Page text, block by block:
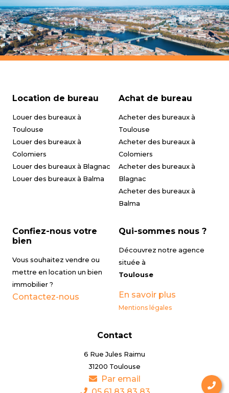
Location de bureau
Louer des bureaux à
Toulouse
Louer des bureaux à
Colomiers
Louer des bureaux à Blagnac
Louer des bureaux à Balma
Achat de bureau
Acheter des bureaux à
Toulouse
Acheter des bureaux à
Colomiers
Acheter des bureaux à
Blagnac
Acheter des bureaux à
Balma
Confiez-nous votre
bien
Vous souhaitez vendre ou
mettre en location un bien
immobilier ?
Contactez-nous
Qui-sommes nous ?
Découvrez notre agence
située à
Toulouse
En savoir plus
Mentions légales
Contact
6 Rue Jules Raimu
31200 Toulouse
Par email